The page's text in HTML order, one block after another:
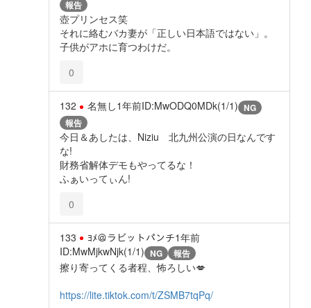
報告
壺プリンセス笑
それに絡むバカ妻が「正しい日本語ではない」。
子供がアホに育つわけだ。
0
132 名無し1年前ID:MwODQ0MDk(1/1) NG
報告
今日＆あしたは、Niziu 北九州公演の日なんです
な!
財務省解体デモもやってるな！
ふぁいってぃん!
0
133 ﾖﾒ＠ラビットパンチ1年前
ID:MwMjkwNjk(1/1) NG 報告
擦り寄ってくる者程、怖ろしい💋
https://lite.tiktok.com/t/ZSMB7tqPq/